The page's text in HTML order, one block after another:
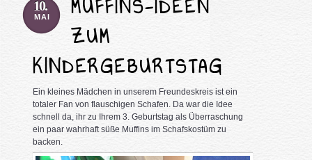
10.
MAI
MUFFINS-IDEEN
ZUM
KINDERGEBURTSTAG
Ein kleines Mädchen in unserem Freundeskreis ist ein
totaler Fan von flauschigen Schafen. Da war die Idee
schnell da, ihr zu Ihrem 3. Geburtstag als Überraschung
ein paar wahrhaft süße Muffins im Schafskostüm zu
backen.